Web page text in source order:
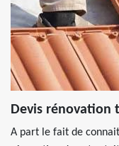
Devis rénovation
A part le fait de